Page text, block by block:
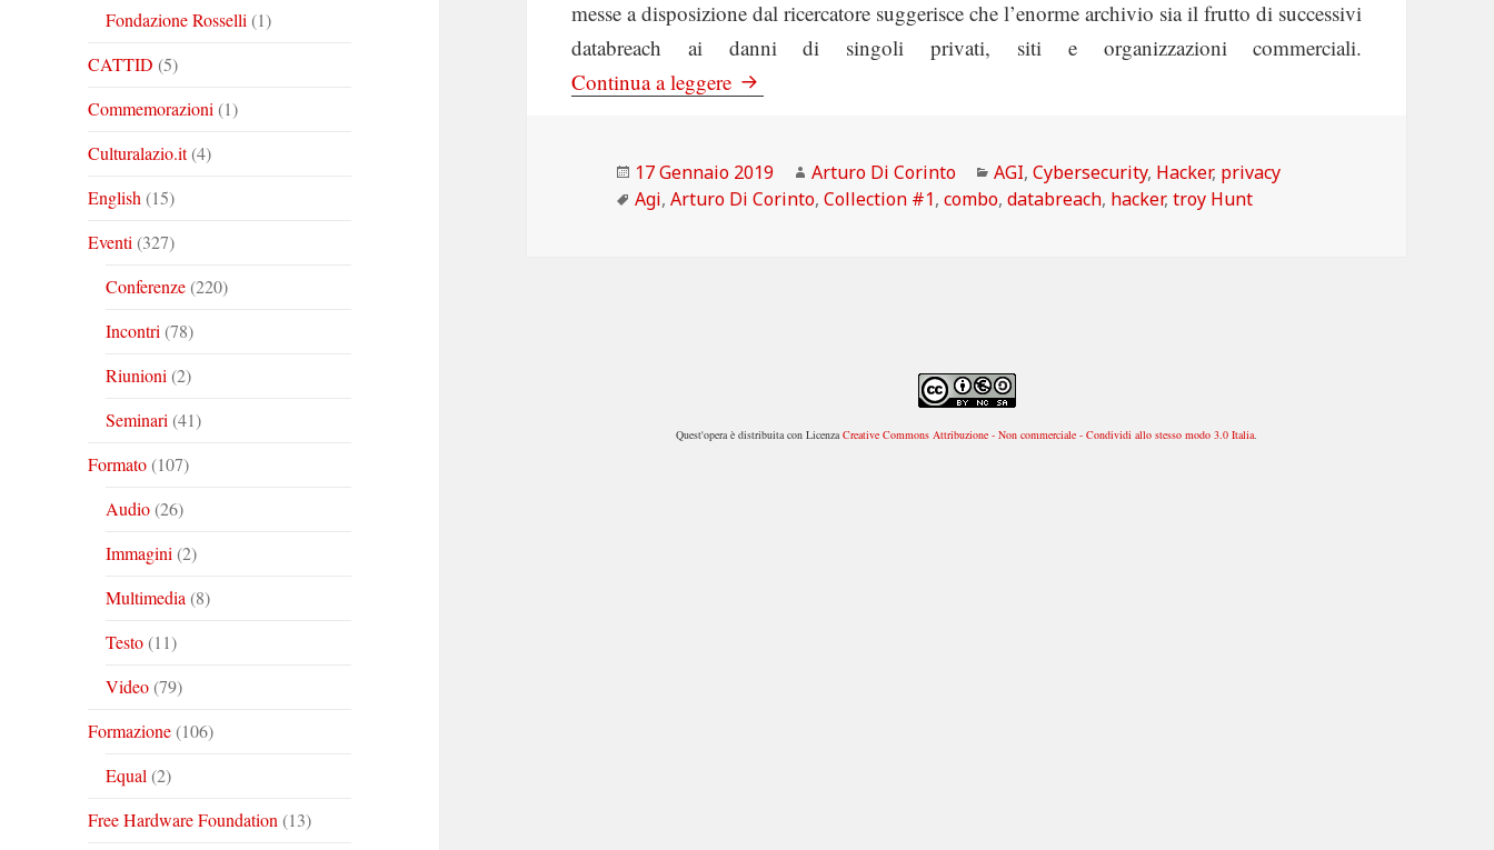
Fondazione Rosselli (1)
CATTID (5)
Commemorazioni (1)
Culturalazio.it(4)
English (15)
Eventi (327)
Conferenze(220)
Incontri (78)
Riunioni (2)
Seminari (41)
Formato(107)
Audio(26)
Immagini (2)
Multimedia (8)
Testo(11)
Video(79)
Formazione(106)
Equal (2)
Free Hardware Foundation (13)
messe a disposizione dal ricercatore suggerisce che l’enorme archivio sia il frutto di successivi
databreach ai danni di singoli privati, siti e organizzazioni commerciali.
Continua a leggere AGI: Cambiate le password, Collection #1 è il più grande furto di email della storia
Scritto
il
17 Gennaio 2019 Autore
Arturo Di Corinto Categorie
AGI,Cybersecurity, Hacker, privacy
Tag
Agi,Arturo Di Corinto,Collection #1,combo,databreach, hacker,troy Hunt
Quest'opera è distribuita con LicenzaCreative Commons Attribuzione - Non commerciale - Condividi allo stesso modo 3.0 Italia.